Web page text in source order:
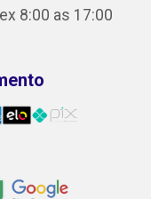
8:00 as 17:00